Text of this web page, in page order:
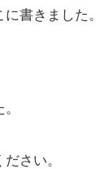
書きました。
さい。